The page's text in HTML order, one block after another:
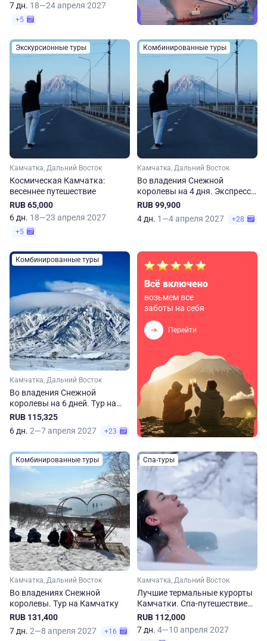
7 дн. 18—24 апреля 2027
+5
Экскурсионные туры
Камчатка, Дальний Восток
Космическая Камчатка:
весеннее путешествие
RUB 65,000
6 дн. 18—23 апреля 2027
+5
Комбинированные туры
Камчатка, Дальний Восток
Во владения Снежной
королевы на 4 дня. Экспресс-
тур на Камчатку
RUB 99,900
4 дн. 1—4 апреля 2027 +28
Комбинированные туры
Камчатка, Дальний Восток
Во владения Снежной
королевы на 6 дней. Тур на
Камчатку
RUB 115,325
6 дн. 2—7 апреля 2027 +23
Всё включено
возьмем все
заботы на себя
Перейти
Комбинированные туры
Камчатка, Дальний Восток
Во владениях Снежной
королевы. Тур на Камчатку
RUB 131,400
7 дн. 2—8 апреля 2027 +16
Спа-туры
Камчатка, Дальний Восток
Лучшие термальные курорты
Камчатки. Спа-путешествие
для всей семьи
RUB 112,000
7 дн. 4—10 апреля 2027